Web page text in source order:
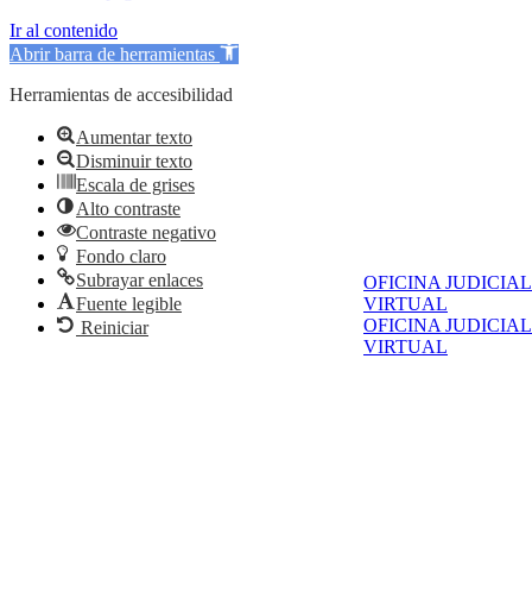
OFICINA JUDICIAL
VIRTUAL
OFICINA JUDICIAL
VIRTUAL
Ir al contenido
Abrir barra de herramientas
Herramientas de accesibilidad
Aumentar texto
Disminuir texto
Escala de grises
Alto contraste
Contraste negativo
Fondo claro
Subrayar enlaces
Fuente legible
Reiniciar